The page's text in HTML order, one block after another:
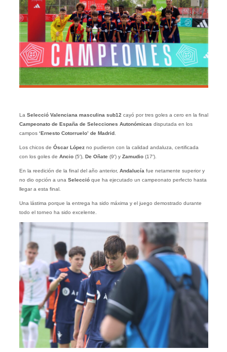
La Selecció Valenciana masculina sub12 cayó por tres goles a cero en la final
Campeonato de España de Selecciones Autonómicas disputada en los
campos ‘Ernesto Cotorruelo’ de Madrid.
Los chicos de Óscar Lópezno pudieron con la calidad andaluza, certificada
con los goles de Ancio(5′), De Oñate(9′) y Zamudio(17′).
En la reedición de la final del año anterior, Andalucía fue netamente superior y
no dio opción a una Seleccióque ha ejecutado un campeonato perfecto hasta
llegar a esta final.
Una lástima porque la entrega ha sido máxima y el juego demostrado durante
todo el torneo ha sido excelente.